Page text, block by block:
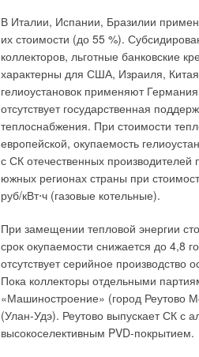
В Италии, Испании, Бразилии
их стоимости (до 55 %).
коллекторов, льготные банковские
характерны для США, Израиля,
гелиоустановок применяют
отсутствует государственная
теплоснабжения. При стоимости
европейской, окупаемость
с СК отечественных производителей
южных регионах страны при
руб/кВт⋅ч (газовые котельные).
При замещении тепловой энергии
срок окупаемости снижается до 4,8
отсутствует серийное
Пока коллекторы отдельными
«Машиностроение» (город Реутово
(Улан-Удэ). Реутово выпускает СК с
высокоселективным PVD-покрытием.
Цифры впечатляют, не правда ли?
надзорные органы. На самом деле
59.1330.2012 «Доступность зданий
населения» — требует создания
одной открытой двери. В
безопасности расположены в
лестничной клеткой типа Н1. При
подпор воздуха, так как зона
— коридор имеет систему
подпором, а с третьей стороны —
Однако эти аргументы не
Результат — лишние капитальные
Предлагаем также изменить подход
удаляемой газовоздушной смеси
является массовый расход через
10 тыс. кг/ч. Именно эту величину
подборе вентилятора без учета